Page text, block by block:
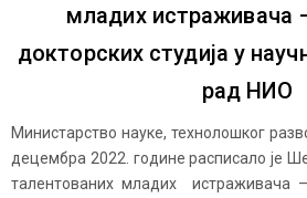
младих истраживача
докторских студија у
рад НИО
Министарство науке, технолошког
децембра 2022. године расписало је
талентованих младих истраживача